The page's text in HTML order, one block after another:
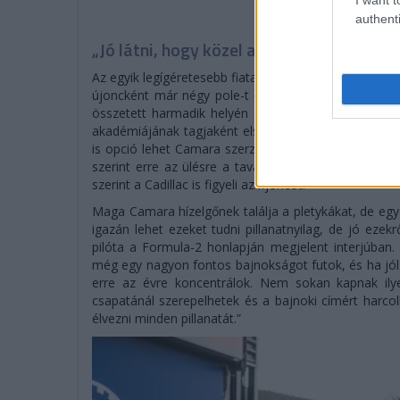
„Jó látni, hogy közel az álom” – Camara
Az egyik legígéretesebb fiatal tehetségnek számít
újoncként már négy pole-t és két győzelmet
összetett harmadik helyén áll. Emiatt jó esély
akadémiájának tagjaként elsősorban az olaszok
is opció lehet Camara szerződtetése Esteban
szerint erre az ülésre a tavalyi F2-es bajnok
szerint a Cadillac is figyeli az ifjoncot.
Maga Camara hízelgőnek találja a pletykákat, de
igazán lehet ezeket tudni pillanatnyilag, de jó
pilóta a Formula-2 honlapján megjelent
még egy nagyon fontos bajnokságot futok, és ha
erre az évre koncentrálok. Nem sokan kapnak
csapatánál szerepelhetek és a bajnoki címért
élvezni minden pillanatát.”